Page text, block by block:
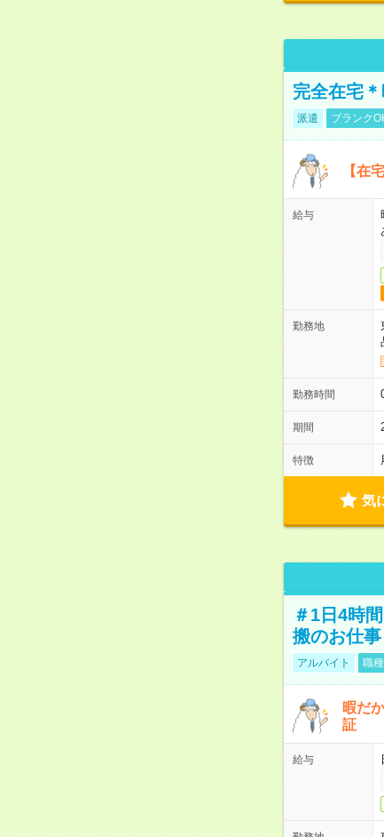
完全在宅
派遣 ブランク
【在
給与
勤務地
勤務時間
期間
特徴
気
＃1日4時
搬のお仕事
アルバイト 職
暇だ
証
給与